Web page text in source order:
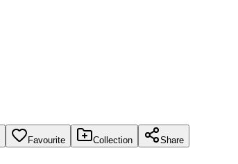
Favourite Collection Share